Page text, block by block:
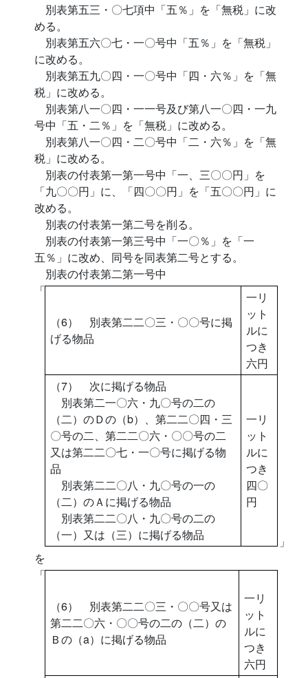
別表第五三・〇七項中「五％」を「無税」に改
める。
別表第五六〇七・一〇号中「五％」を「無税」
に改める。
別表第五九〇四・一〇号中「四・六％」を「無
税」に改める。
別表第八一〇四・一一号及び第八一〇四・一九
号中「五・二％」を「無税」に改める。
別表第八一〇四・二〇号中「二・六％」を「無
税」に改める。
別表の付表第一第一号中「一、三〇〇円」を
「九〇〇円」に、「四〇〇円」を「五〇〇円」に
改める。
別表の付表第一第二号を削る。
別表の付表第一第三号中「一〇％」を「一
五％」に改め、同号を同表第二号とする。
別表の付表第二第一号中
「
（6） 別表第二二〇三・〇〇号に掲
げる物品
一リ
ット
ルに
つき
六円
（7） 次に掲げる物品
別表第二一〇六・九〇号の二の
（二）のＤの（b）、第二二〇四・三
〇号の二、第二二〇六・〇〇号の二
又は第二二〇七・一〇号に掲げる物
品
別表第二二〇八・九〇号の一の
（二）のＡに掲げる物品
別表第二二〇八・九〇号の二の
（一）又は（三）に掲げる物品
一リ
ット
ルに
つき
四〇
円
」
を
「
（6） 別表第二二〇三・〇〇号又は
第二二〇六・〇〇号の二の（二）の
Ｂの（a）に掲げる物品
一リ
ット
ルに
つき
六円